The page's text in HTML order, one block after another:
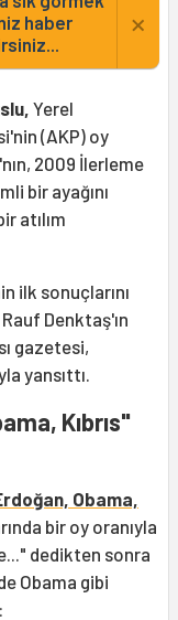
haber
×
Yerel
(AKP) oy
2009 İlerleme
bir ayağını
atılım
ilk sonuçlarını
Denktaş'ın
gazetesi,
yansıttı.
Kıbrıs"
Obama,
bir oy oranıyla
dedikten sonra
Obama gibi